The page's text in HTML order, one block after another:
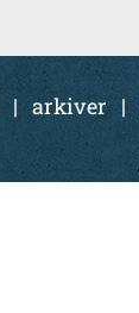
| arkiver|